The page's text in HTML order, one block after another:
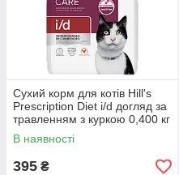
Сухий корм для котів Hill's
Prescription Diet i/d догляд за
травленням з куркою 0,400 кг
В наявності
395 ₴